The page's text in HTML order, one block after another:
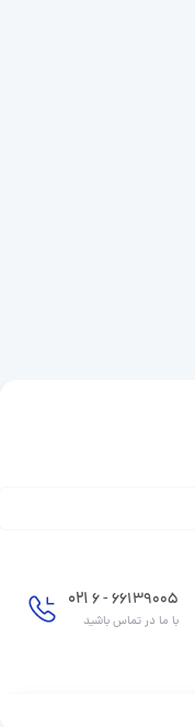
66139005 - 6
021
با ما در تماس باشید